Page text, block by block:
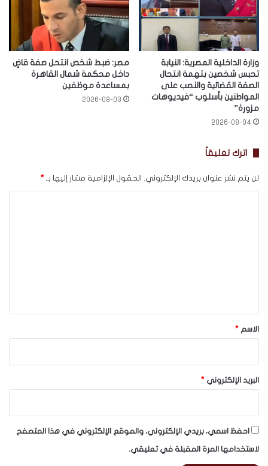
وزارة الداخلية المصرية: النيابة
تحبس شخصين بتهمة انتحال
الصفة القضائية والنصب على
المواطنين بأسلوب “فيديوهات
مزورة”
2026-08-04
مصر: ضبط شخص انتحل صفة قاضٍ
داخل محكمة شمال القاهرة
بمساعدة موظفين
2026-08-03
اترك تعليقاً
لن يتم نشر عنوان بريدك الإلكتروني. الحقول الإلزامية مشار إليها بـ *
*الاسم *
البريد الإلكتروني *
احفظ اسمي، بريدي الإلكتروني، والموقع الإلكتروني في هذا المتصفح
لاستخدامها المرة المقبلة في تعليقي.